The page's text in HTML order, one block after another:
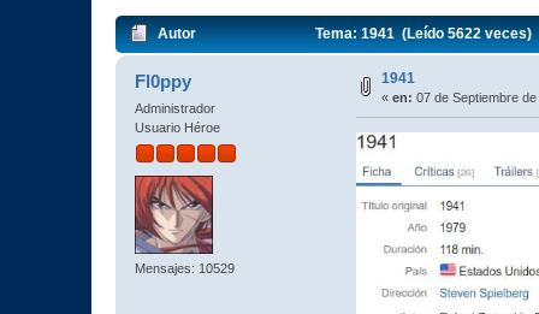
Autor Tema: 1941 (Leído 5622 veces)
Fl0ppy
Administrador
Usuario Héroe
Mensajes: 10529
1941
« en: 07 de Septiembre